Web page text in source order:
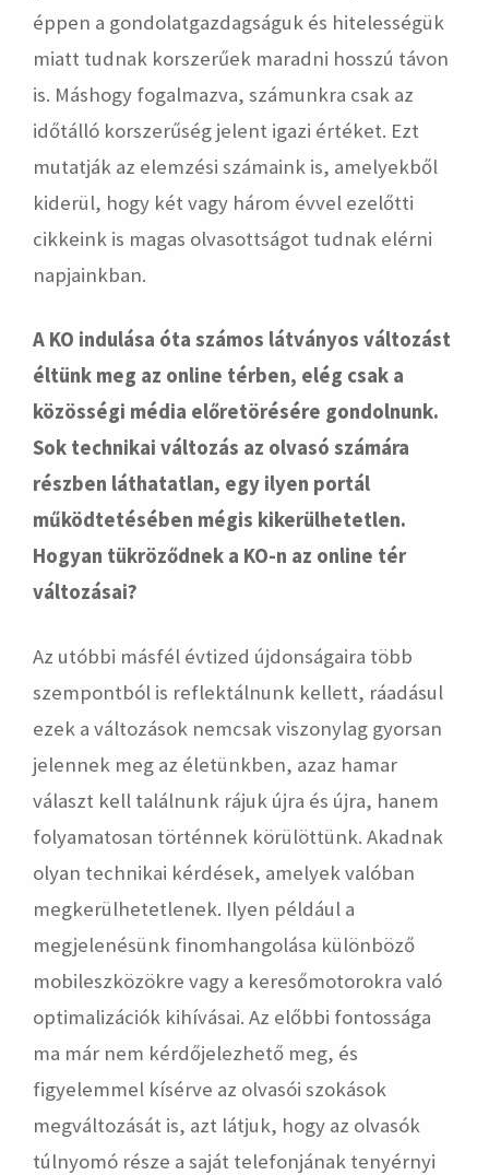
éppen a gondolatgazdagságuk és hitelességük
miatt tudnak korszerűek maradni hosszú távon
is. Máshogy fogalmazva, számunkra csak az
időtálló korszerűség jelent igazi értéket. Ezt
mutatják az elemzési számaink is, amelyekből
kiderül, hogy két vagy három évvel ezelőtti
cikkeink is magas olvasottságot tudnak elérni
napjainkban.
A KO indulása óta számos látványos változást
éltünk meg az online térben, elég csak a
közösségi média előretörésére gondolnunk.
Sok technikai változás az olvasó számára
részben láthatatlan, egy ilyen portál
működtetésében mégis kikerülhetetlen.
Hogyan tükröződnek a KO-n az online tér
változásai?
Az utóbbi másfél évtized újdonságaira több
szempontból is reflektálnunk kellett, ráadásul
ezek a változások nemcsak viszonylag gyorsan
jelennek meg az életünkben, azaz hamar
választ kell találnunk rájuk újra és újra, hanem
folyamatosan történnek körülöttünk. Akadnak
olyan technikai kérdések, amelyek valóban
megkerülhetetlenek. Ilyen például a
megjelenésünk finomhangolása különböző
mobileszközökre vagy a keresőmotorokra való
optimalizációk kihívásai. Az előbbi fontossága
ma már nem kérdőjelezhető meg, és
figyelemmel kísérve az olvasói szokások
megváltozását is, azt látjuk, hogy az olvasók
túlnyomó része a saját telefonjának tenyérnyi